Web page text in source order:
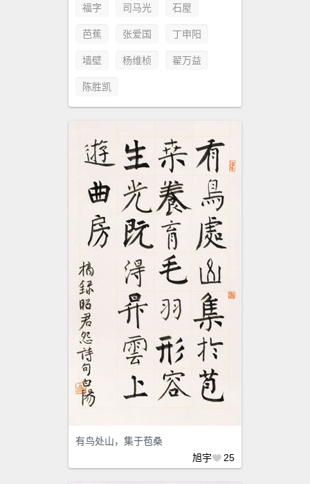
福字 司马光 石屋
芭蕉 张爱国 丁申阳
墙壁 杨维桢 翟万益
陈胜凯
有鸟处山，集于苞桑
旭宇
25